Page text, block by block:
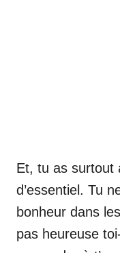
Et, tu as surtout
d’essentiel. Tu
bonheur dans
pas heureuse